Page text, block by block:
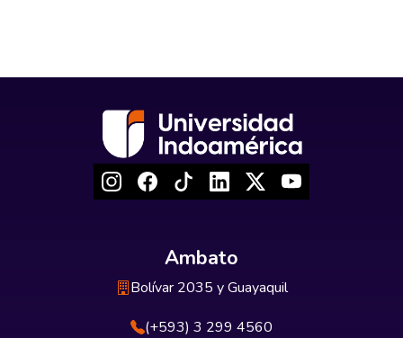
Ambato
Bolívar 2035 y Guayaquil
(+593) 3 299 4560